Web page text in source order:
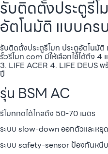
รับติดตั้งประตูรีโ
อัตโนมัติ แบบคร
รับติดตั้งประตูรีโมท ประตูอัตโนมัติ
รั้วรีโมท.com มีให้เลือกใช้ได้ถึง
3. LIFE ACER 4. LIFE DEUS
ปี
รุ่น BSM AC
รีโมทกดได้ไกลถึง 50-70 เมตร
ระบบ slow-down ออกตัวและหยุ
ระบบ safety-sensor ป้องกันหนีบ